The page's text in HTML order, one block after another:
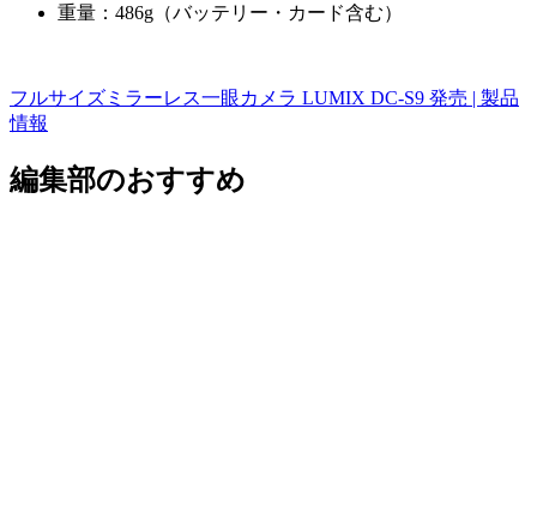
重量：486g（バッテリー・カード含む）
フルサイズミラーレス一眼カメラ LUMIX DC-S9 発売 | 製品
情報
編集部のおすすめ